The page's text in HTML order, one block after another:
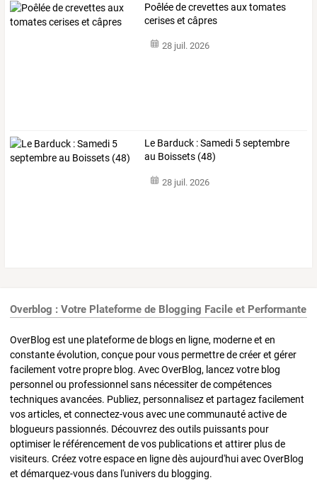
Poêlée de crevettes aux tomates
cerises et câpres
28 juil. 2026
Le Barduck : Samedi 5 septembre
au Boissets (48)
28 juil. 2026
Overblog : Votre Plateforme de Blogging Facile et Performante
OverBlog est une plateforme de blogs en ligne, moderne et en
constante évolution, conçue pour vous permettre de créer et gérer
facilement votre propre blog. Avec OverBlog, lancez votre blog
personnel ou professionnel sans nécessiter de compétences
techniques avancées. Publiez, personnalisez et partagez facilement
vos articles, et connectez-vous avec une communauté active de
blogueurs passionnés. Découvrez des outils puissants pour
optimiser le référencement de vos publications et attirer plus de
visiteurs. Créez votre espace en ligne dès aujourd'hui avec OverBlog
et démarquez-vous dans l'univers du blogging.